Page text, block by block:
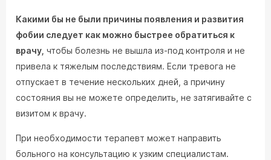
Какими бы не были причины появления и развития
фобии следует как можно быстрее обратиться к
врачу, чтобы болезнь не вышла из-под контроля и не
привела к тяжелым последствиям. Если тревога не
отпускает в течение нескольких дней, а причину
состояния вы не можете определить, не затягивайте с
визитом к врачу.
При необходимости терапевт может направить
больного на консультацию к узким специалистам.